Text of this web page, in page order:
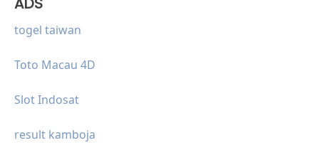
togel taiwan
Toto Macau 4D
Slot Indosat
result kamboja